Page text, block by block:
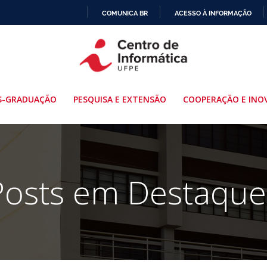
PARA
O
COMUNICA BR ACESSO À INFORMAÇÃO
GRADUAÇÃO PESQUISA E EXTENSÃO COOPERAÇÃO E
em